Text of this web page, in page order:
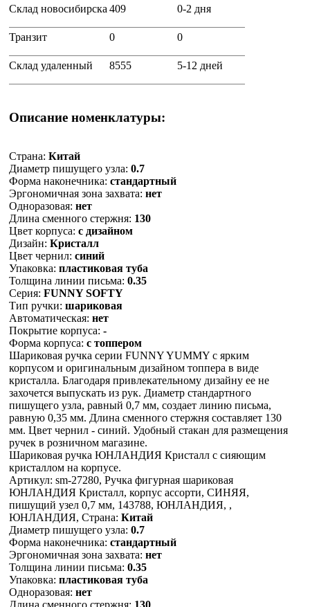
Склад новосибирска 409 0-2 дня
Транзит 0 0
Склад удаленный 8555 5-12 дней
Описание номенклатуры:
Страна: Китай
Диаметр пишущего узла: 0.7
Форма наконечника: стандартный
Эргономичная зона захвата: нет
Одноразовая: нет
Длина сменного стержня: 130
Цвет корпуса: с дизайном
Дизайн: Кристалл
Цвет чернил: синий
Упаковка: пластиковая туба
Толщина линии письма: 0.35
Серия: FUNNY SOFTY
Тип ручки: шариковая
Автоматическая: нет
Покрытие корпуса: -
Форма корпуса: с топпером
Шариковая ручка серии FUNNY YUMMY с ярким
корпусом и оригинальным дизайном топпера в виде
кристалла. Благодаря привлекательному дизайну ее не
захочется выпускать из рук. Диаметр стандартного
пишущего узла, равный 0,7 мм, создает линию письма,
равную 0,35 мм. Длина сменного стержня составляет 130
мм. Цвет чернил - синий. Удобный стакан для размещения
ручек в розничном магазине.
Шариковая ручка ЮНЛАНДИЯ Кристалл с сияющим
кристаллом на корпусе.
Артикул: sm-27280, Ручка фигурная шариковая
ЮНЛАНДИЯ Кристалл, корпус ассорти, СИНЯЯ,
пишущий узел 0,7 мм, 143788, ЮНЛАНДИЯ, ,
ЮНЛАНДИЯ, Страна: Китай
Диаметр пишущего узла: 0.7
Форма наконечника: стандартный
Эргономичная зона захвата: нет
Толщина линии письма: 0.35
Упаковка: пластиковая туба
Одноразовая: нет